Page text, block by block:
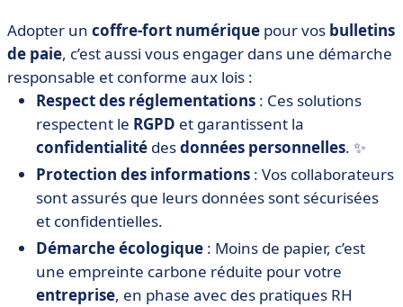
Adopter un coffre-fort numérique pour vos bulletins
de paie, c’est aussi vous engager dans une démarche
responsable et conforme aux lois :
Respect des réglementations : Ces solutions
respectent le RGPD et garantissent la
confidentialité desdonnées personnelles. ✨
Protection des informations : Vos collaborateurs
sont assurés que leurs données sont sécurisées
et confidentielles.
Démarche écologique : Moins de papier, c’est
une empreinte carbone réduite pour votre
entreprise, en phase avec des pratiques RH